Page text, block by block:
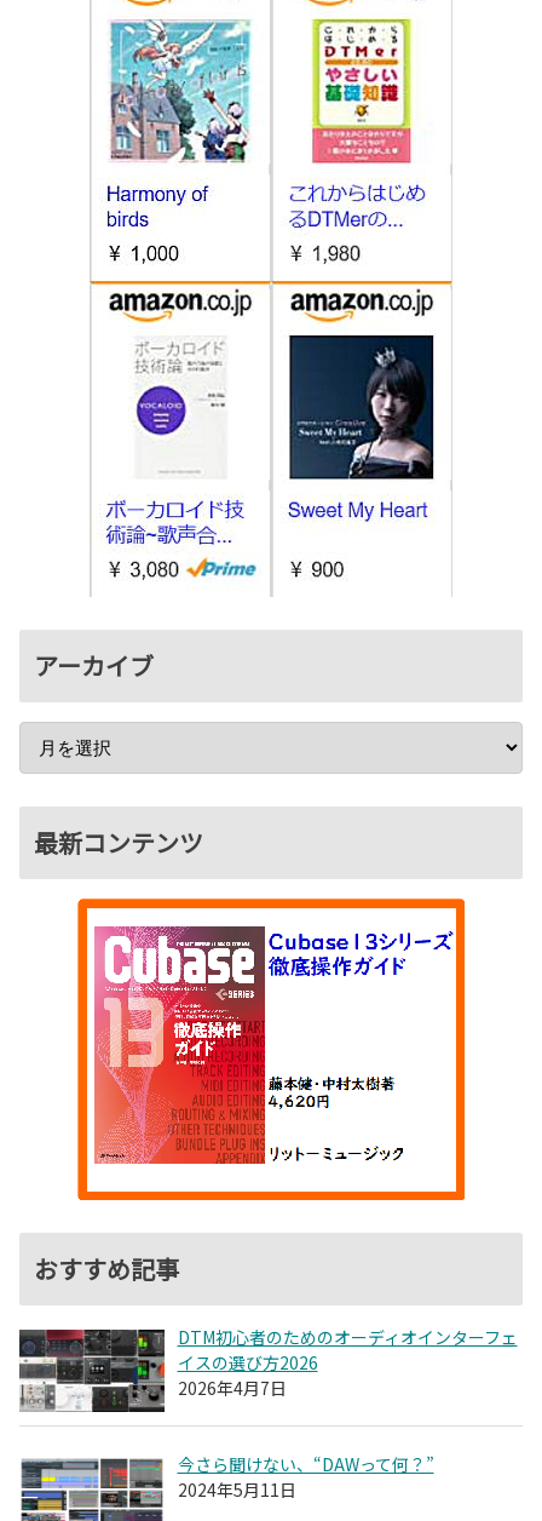
アーカイブ
最新コンテンツ
おすすめ記事
DTM初心者のためのオーディオインターフェ
イスの選び方2026
2026年4月7日
今さら聞けない、“DAWって何？”
2024年5月11日